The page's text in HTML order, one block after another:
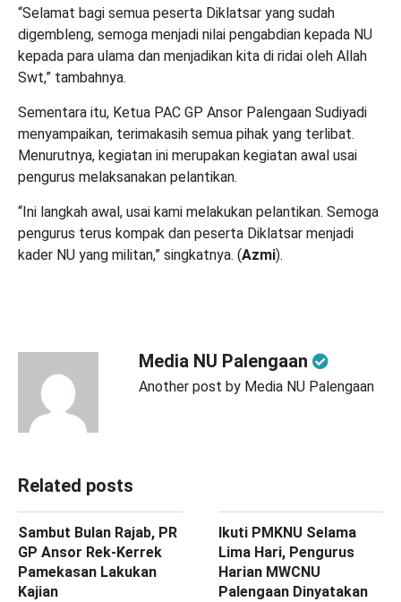
“Selamat bagi semua peserta Diklatsar yang sudah
digembleng, semoga menjadi nilai pengabdian kepada NU
kepada para ulama dan menjadikan kita di ridai oleh Allah
Swt,” tambahnya.
Sementara itu, Ketua PAC GP Ansor Palengaan Sudiyadi
menyampaikan, terimakasih semua pihak yang terlibat.
Menurutnya, kegiatan ini merupakan kegiatan awal usai
pengurus melaksanakan pelantikan.
“Ini langkah awal, usai kami melakukan pelantikan. Semoga
pengurus terus kompak dan peserta Diklatsar menjadi
kader NU yang militan,” singkatnya. (Azmi).
Media NU Palengaan
Another post by Media NU Palengaan
Related posts
Sambut Bulan Rajab, PR
GP Ansor Rek-Kerrek
Pamekasan Lakukan
Kajian
Ikuti PMKNU Selama
Lima Hari, Pengurus
Harian MWCNU
Palengaan Dinyatakan